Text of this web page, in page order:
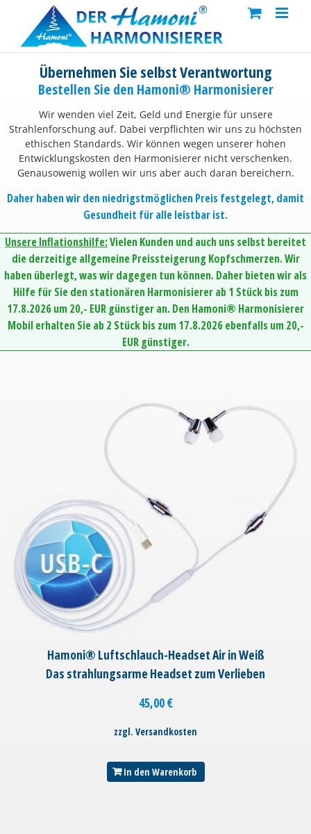
content
Übernehmen Sie selbst Verantwortung
Bestellen Sie den Hamoni® Harmonisierer
Wir wenden viel Zeit, Geld und Energie für unsere
Strahlenforschung auf. Dabei verpflichten wir uns zu höchsten
ethischen Standards. Wir können wegen unserer hohen
Entwicklungskosten den Harmonisierer nicht verschenken.
Genausowenig wollen wir uns aber auch daran bereichern.
Daher haben wir den niedrigstmöglichen Preis festgelegt, damit
Gesundheit für alle leistbar ist.
Unsere Inflationshilfe:Vielen Kunden und auch uns selbst bereitet
die derzeitige allgemeine Preissteigerung Kopfschmerzen. Wir
haben überlegt, was wir dagegen tun können. Daher bieten wir als
Hilfe für Sie den stationären Harmonisierer ab 1 Stück bis zum
17.8.2026 um 20,- EUR günstiger an. Den Hamoni® Harmonisierer
Mobil erhalten Sie ab 2 Stück bis zum 17.8.2026 ebenfalls um 20,-
EUR günstiger.
Hamoni® Luftschlauch-Headset Air in Weiß
Das strahlungsarme Headset zum Verlieben
45,00€
zzgl. Versandkosten
In den Warenkorb